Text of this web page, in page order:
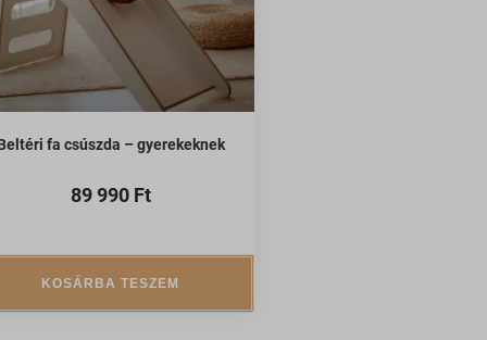
fa csúszda – gyerekeknek
89 990 Ft
KOSÁRBA TESZEM